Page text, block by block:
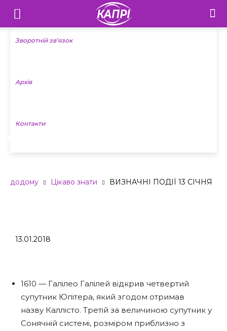
Телебачення
«Капрі»
Новини
Зворотній зв’язок
Архів
Контакти
додому Цікаво знати ВИЗНАЧНІ ПОДІЇ 13 СІЧНЯ
13.01.2018
1610 — Галілео Галілей відкрив четвертий
супутник Юпітера, який згодом отримав
назву Каллісто. Третій за величиною супутник у
Сонячній системі, розміром приблизно з